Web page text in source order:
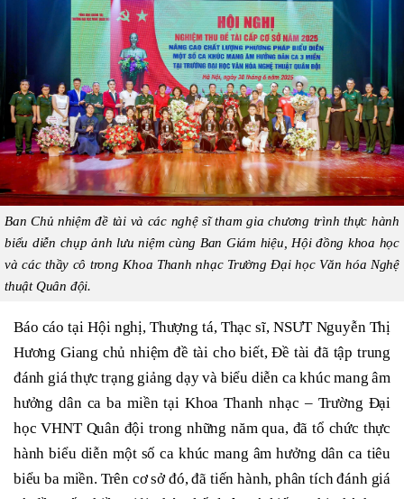
Ban Chủ nhiệm đề tài và các nghệ sĩ tham gia chương trình thực hành
biểu diễn chụp ảnh lưu niệm cùng Ban Giám hiệu, Hội đồng khoa học
và các thầy cô trong Khoa Thanh nhạc Trường Đại học Văn hóa Nghệ
thuật Quân đội.
Báo cáo tại Hội nghị, Thượng tá, Thạc sĩ, NSƯT Nguyễn Thị
Hương Giang chủ nhiệm đề tài cho biết, Đề tài đã tập trung
đánh giá thực trạng giảng dạy và biểu diễn ca khúc mang âm
hưởng dân ca ba miền tại Khoa Thanh nhạc – Trường Đại
học VHNT Quân đội trong những năm qua, đã tổ chức thực
hành biểu diễn một số ca khúc mang âm hưởng dân ca tiêu
biểu ba miền. Trên cơ sở đó, đã tiến hành, phân tích đánh giá